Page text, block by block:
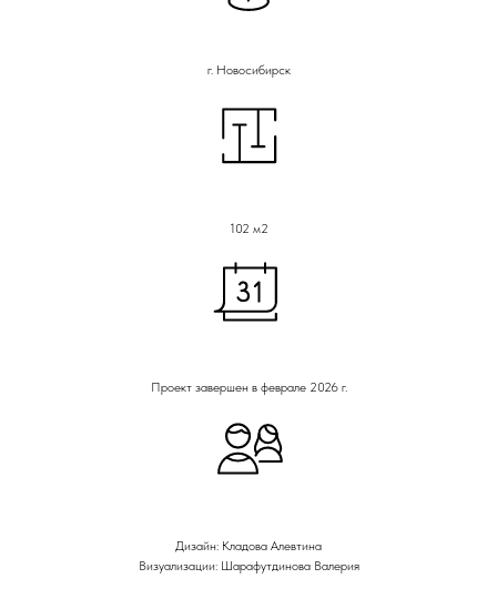
г. Новосибирск
102 м2
Проект завершен в феврале 2026 г.
Дизайн: Кладова Алевтина
Визуализации: Шарафутдинова Валерия